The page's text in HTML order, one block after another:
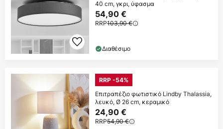
40 cm, γκρι, ύφασμα
54,90 €
RRP103,90 €
Διαθέσιμο
RRP -54%
Επιτραπέζιο φωτιστικό Lindby Thalassia,
λευκό, Ø 26 cm, κεραμικό
24,90 €
RRP54,90 €